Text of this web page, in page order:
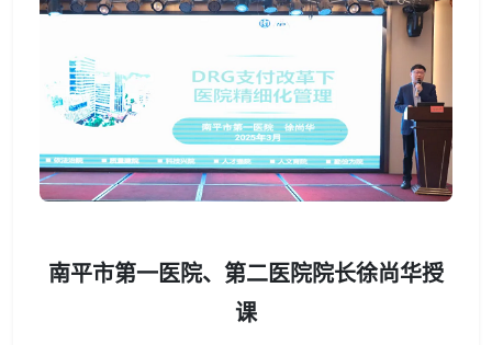
南平市第一医院、第二医院院长徐尚华授
课